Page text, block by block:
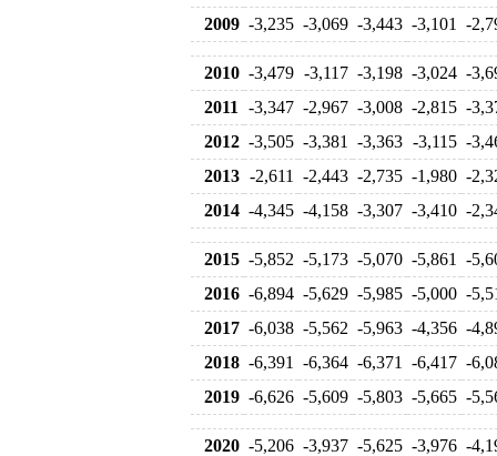
2009 -3,235 -3,069 -3,443 -3,101 -
2010 -3,479 -3,117 -3,198 -3,024 -
2011
-3,347 -2,967 -3,008 -2,815 -
2012 -3,505 -3,381 -3,363 -3,115 -
2013 -2,611 -2,443 -2,735 -1,980 -
2014 -4,345 -4,158 -3,307 -3,410 -
2015 -5,852 -5,173 -5,070 -5,861
-
2016 -6,894 -5,629 -5,985 -5,000 -
2017 -6,038 -5,562 -5,963 -4,356 -
2018 -6,391 -6,364 -6,371 -6,417 -
2019 -6,626 -5,609 -5,803 -5,665 -
2020 -5,206 -3,937 -5,625 -3,976 -